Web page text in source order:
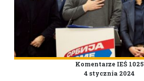
Komentarze IEŚ 1025
4 stycznia 2024